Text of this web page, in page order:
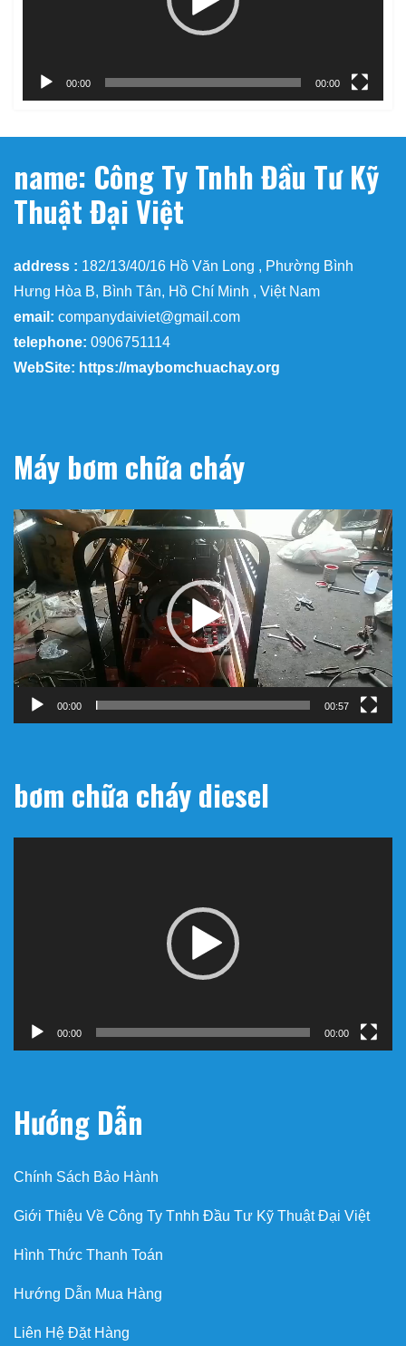
00:00 00:00
name: Công Ty Tnhh Đầu Tư Kỹ
Thuật Đại Việt
address : 182/13/40/16 Hồ Văn Long , Phường Bình
Hưng Hòa B, Bình Tân, Hồ Chí Minh , Việt Nam
email: companydaiviet@gmail.com
telephone: 0906751114
WebSite: https://maybomchuachay.org
Máy bơm chữa cháy
Trình
chơi
Video
00:00 00:57
bơm chữa cháy diesel
00:00 00:00
Hướng Dẫn
Chính Sách Bảo Hành
Giới Thiệu Về Công Ty Tnhh Đầu Tư Kỹ Thuật Đại Việt
Hình Thức Thanh Toán
Hướng Dẫn Mua Hàng
Liên Hệ Đặt Hàng